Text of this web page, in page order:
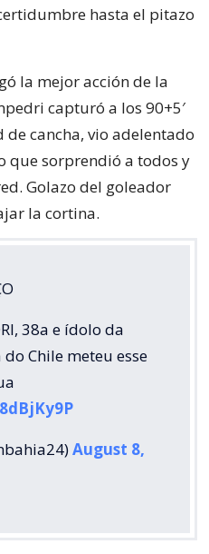
hasta el pitazo
la mejor acción de la
capturó a los 90+5′
cancha, vio adelentado
que sorprendió a todos y
Golazo del goleador
la cortina.
38a e ídolo da
Chile meteu esse
August 8,